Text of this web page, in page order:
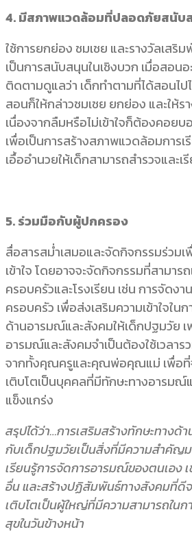
4. มีสภาพแวดล้อมที่ปลอดภัยสนับ
ใช้การยกย่อง ชมเชย และรางวัลเสริ
เป็นการสนับสนุนในเชิงบวก เมื่อสอนอ
ติดตามดูแลว่า เด็กทำตามที่ได้สอนไป
สอนก็ให้กล่าวชมเชย ยกย่อง และให้ร
เนื่องจากลืมหรือไม่เข้าใจก็ต้องคอยบ
เพื่อเป็นการสร้างสภาพแวดล้อมการ
เอื้ออำนวยให้เด็กสามารถสำรวจและเ
5. ร่วมมือกับผู้ปกครอง
สื่อสารสม่ำเสมอและจัดกิจกรรมร่วมเ
เข้าใจ โดยอาจจะจัดกิจกรรมที่สามาร
ครอบครัวและโรงเรียน เช่น การจัดง
ครอบครัว เพื่อส่งเสริมความเข้าใจใ
ด้านอารมณ์และสังคมให้เด็กปฐมวัย
อารมณ์และสังคมจำเป็นต้องใช้เวลาร
จากทั้งคุณครูและคุณพ่อคุณแม่ เพื่อที่
เติบโตเป็นบุคคลที่มีทักษะทางอารมณ์
แข็งแกร่ง
สรุปได้ว่า…การเสริมสร้างทักษะทางด้
กับเด็กปฐมวัยเป็นสิ่งที่มีความสำคัญ
เรียนรู้การจัดการอารมณ์ของตนเอง
อื่น และสร้างปฏิสัมพันธ์ทางสังคมที่ดีจ
เติบโตเป็นผู้ใหญ่ที่มีความสามารถในก
สุขในวันข้างหน้า